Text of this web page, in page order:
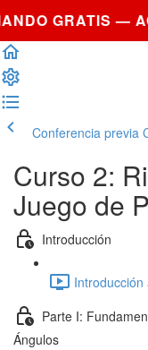
GRATIS —
Conferencia previa
Curso 2:
Juego de
Introducción
Parte I:
Ángulos